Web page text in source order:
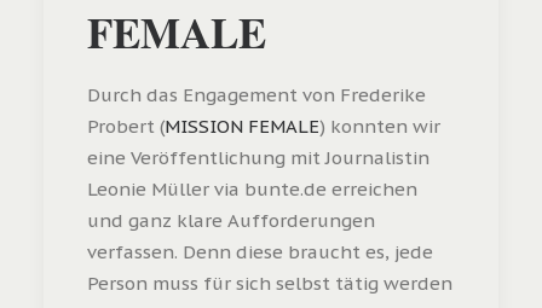
FEMALE
Durch das Engagement von Frederike
Probert (MISSION FEMALE) konnten wir
eine Veröffentlichung mit Journalistin
Leonie Müller via bunte.de erreichen
und ganz klare Aufforderungen
verfassen. Denn diese braucht es, jede
Person muss für sich selbst tätig werden